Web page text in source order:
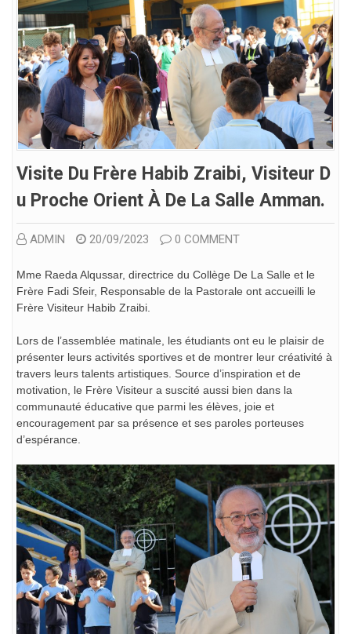
Visite Du Frère Habib Zraibi, Visiteur D
U Proche Orient À De La Salle Amman.
ADMIN 20/09/2023 0 COMMENT
Mme Raeda Alqussar, directrice du Collège De La Salle et le
Frère Fadi Sfeir, Responsable de la Pastorale ont accueilli le
Frère Visiteur Habib Zraibi.
Lors de l’assemblée matinale, les étudiants ont eu le plaisir de
présenter leurs activités sportives et de montrer leur créativité à
travers leurs talents artistiques. Source d’inspiration et de
motivation, le Frère Visiteur a suscité aussi bien dans la
communauté éducative que parmi les élèves, joie et
encouragement par sa présence et ses paroles porteuses
d’espérance.